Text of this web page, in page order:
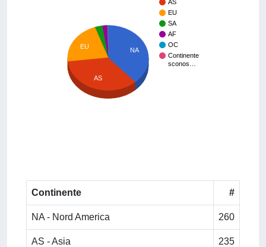
AS
EU
SA
AF
OC
Continente
sconos…
NA
EU
AS
Continente #
NA - Nord America 260
AS - Asia 235